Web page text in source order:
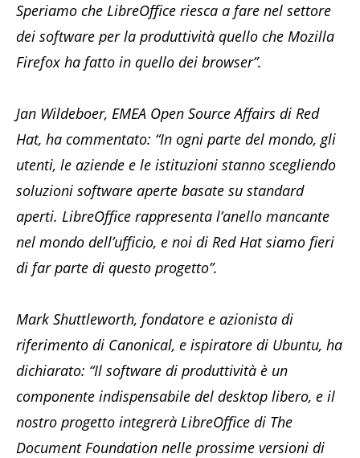
Speriamo che LibreOffice riesca a fare nel settore
dei software per la produttività quello che Mozilla
Firefox ha fatto in quello dei browser”.
Jan Wildeboer, EMEA Open Source Affairs di Red
Hat, ha commentato: “In ogni parte del mondo, gli
utenti, le aziende e le istituzioni stanno scegliendo
soluzioni software aperte basate su standard
aperti. LibreOffice rappresenta l’anello mancante
nel mondo dell’ufficio, e noi di Red Hat siamo fieri
di far parte di questo progetto”.
Mark Shuttleworth, fondatore e azionista di
riferimento di Canonical, e ispiratore di Ubuntu, ha
dichiarato: “Il software di produttività è un
componente indispensabile del desktop libero, e il
nostro progetto integrerà LibreOffice di The
Document Foundation nelle prossime versioni di